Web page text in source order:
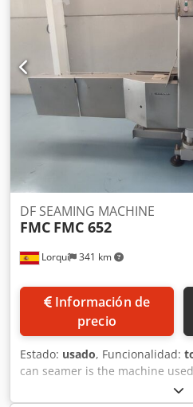
Lorquí 341 km
DF SEAMING MACHINE
FMC FMC 652
Información de
precio
Estado: usado, Funcionalidad:
can seamer is the machine
the lid to the can body prior to